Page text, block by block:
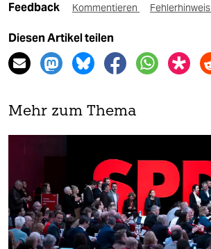
Feedback Kommentieren Fehlerhinweis
Diesen Artikel teilen
Mehr zum Thema